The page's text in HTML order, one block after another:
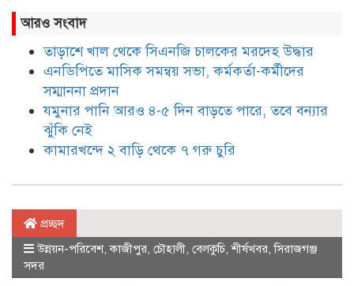
আরও সংবাদ
তাড়াশে খাল থেকে সিএনজি চালকের মরদেহ উদ্ধার
এনডিপিতে মাসিক সমন্বয় সভা, কর্মকর্তা-কর্মীদের
সম্মাননা প্রদান
যমুনার পানি আরও ৪-৫ দিন বাড়তে পারে, তবে বন্যার
ঝুঁকি নেই
কামারখন্দে ২ বাড়ি থেকে ৭ গরু চুরি
প্রচ্ছদ
উন্নয়ন-পরিবেশ,কাজীপুর, চৌহালী, বেলকুচি,শীর্ষখবর,সিরাজগঞ্জ
সদর